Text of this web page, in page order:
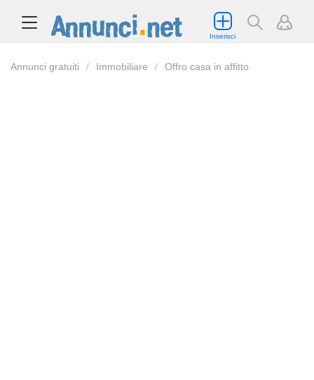
Inserisci
Annunci gratuiti Immobiliare Offro casa in affitto